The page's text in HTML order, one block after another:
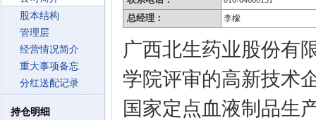
股本结构
管理层
经营情况简介
重大事项备忘
分红送配记录
持仓明细
总经理： 李檬
广西北生药业股份有
学院评审的高新技术
国家定点血液制品生